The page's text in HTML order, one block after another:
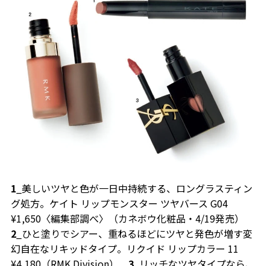
1 _美しいツヤと色が一日中持続する、ロングラスティン
グ処方。ケイト リップモンスター ツヤバース G04
¥1,650〈編集部調べ〉（カネボウ化粧品・4/19発売）
2_ひと塗りでシアー、重ねるほどにツヤと発色が増す変
幻自在なリキッドタイプ。リクイド リップカラー 11